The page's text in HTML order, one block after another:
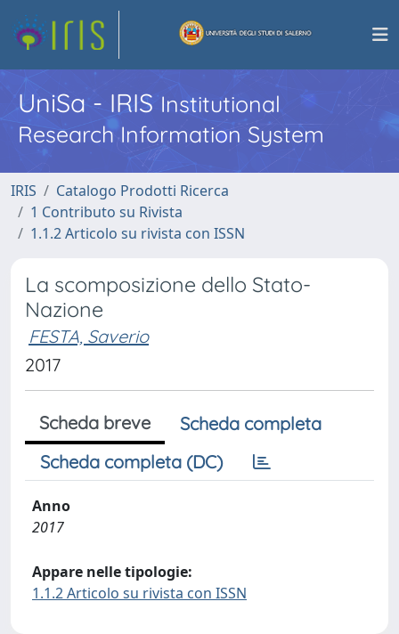
UniSa - IRISInstitutional
Research Information System
IRIS
Catalogo Prodotti Ricerca
1 Contributo su Rivista
1.1.2 Articolo su rivista con ISSN
La scomposizione dello Stato-
Nazione
FESTA, Saverio
2017
Scheda breve
Scheda completa
Scheda completa (DC)
Anno
2017
Appare nelle tipologie:
1.1.2 Articolo su rivista con ISSN